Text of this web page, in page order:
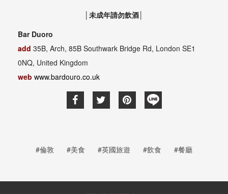
│未成年請勿飲酒│
Bar Duoro
add 35B, Arch, 85B Southwark Bridge Rd, London SE1
0NQ, United Kingdom
web www.bardouro.co.uk
#倫敦 #美食 #英國旅遊 #飲食 #餐廳